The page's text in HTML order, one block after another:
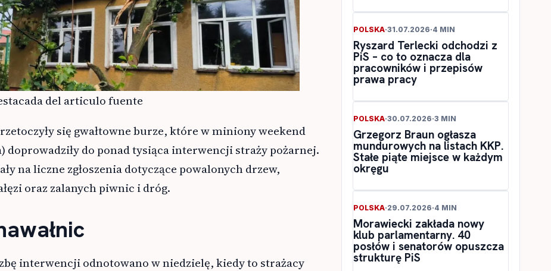
del articulo fuente
się gwałtowne burze, które w miniony weekend
doprowadziły do ponad tysiąca interwencji straży pożarnej.
na liczne zgłoszenia dotyczące powalonych drzew,
oraz zalanych piwnic i dróg.
interwencji odnotowano w niedzielę, kiedy to strażacy
POLSKA·31.07.2026·4 MIN
Ryszard Terlecki odchodzi z
PiS – co to oznacza dla
pracowników i przepisów
prawa pracy
POLSKA·30.07.2026·3 MIN
Grzegorz Braun ogłasza
mundurowych na listach KKP.
Stałe piąte miejsce w każdym
okręgu
POLSKA·29.07.2026·4 MIN
Morawiecki zakłada nowy
klub parlamentarny. 40
posłów i senatorów opuszcza
strukturę PiS